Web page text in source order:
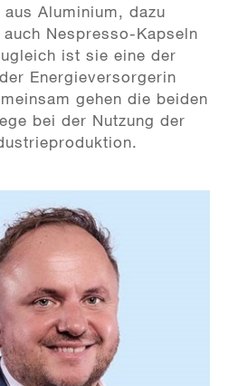
Aluminium, dazu
Nespresso-Kapseln
ist sie eine der
Energieversorgerin
gehen die beiden
bei der Nutzung der